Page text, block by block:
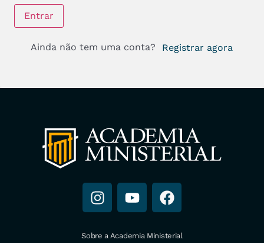
Entrar
Ainda não tem uma conta? Registrar agora
Sobre a Academia Ministerial